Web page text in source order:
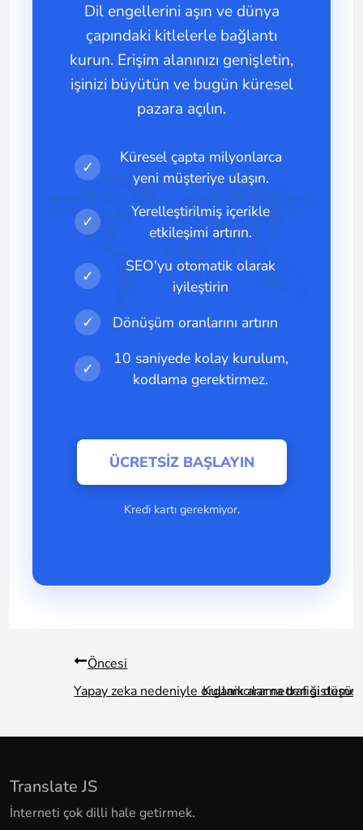
Dil engellerini aşın ve dünya
çapındaki kitlelerle bağlantı
kurun. Erişim alanınızı genişletin,
işinizi büyütün ve bugün küresel
pazara açılın.
✓
Küresel çapta milyonlarca
yeni müşteriye ulaşın.
✓
Yerelleştirilmiş içerikle
etkileşimi artırın.
✓
SEO'yu otomatik olarak
iyileştirin
✓
Dönüşüm oranlarını artırın
✓
10 saniyede kolay kurulum,
kodlama gerektirmez.
ÜCRETSIZ BAŞLAYIN
Kredi kartı gerekmiyor.
Öncesi
Yapay zeka nedeniyle organik arama trafiği
Kullanıcılar neden
Translate JS
İnterneti çok dilli hale getirmek.